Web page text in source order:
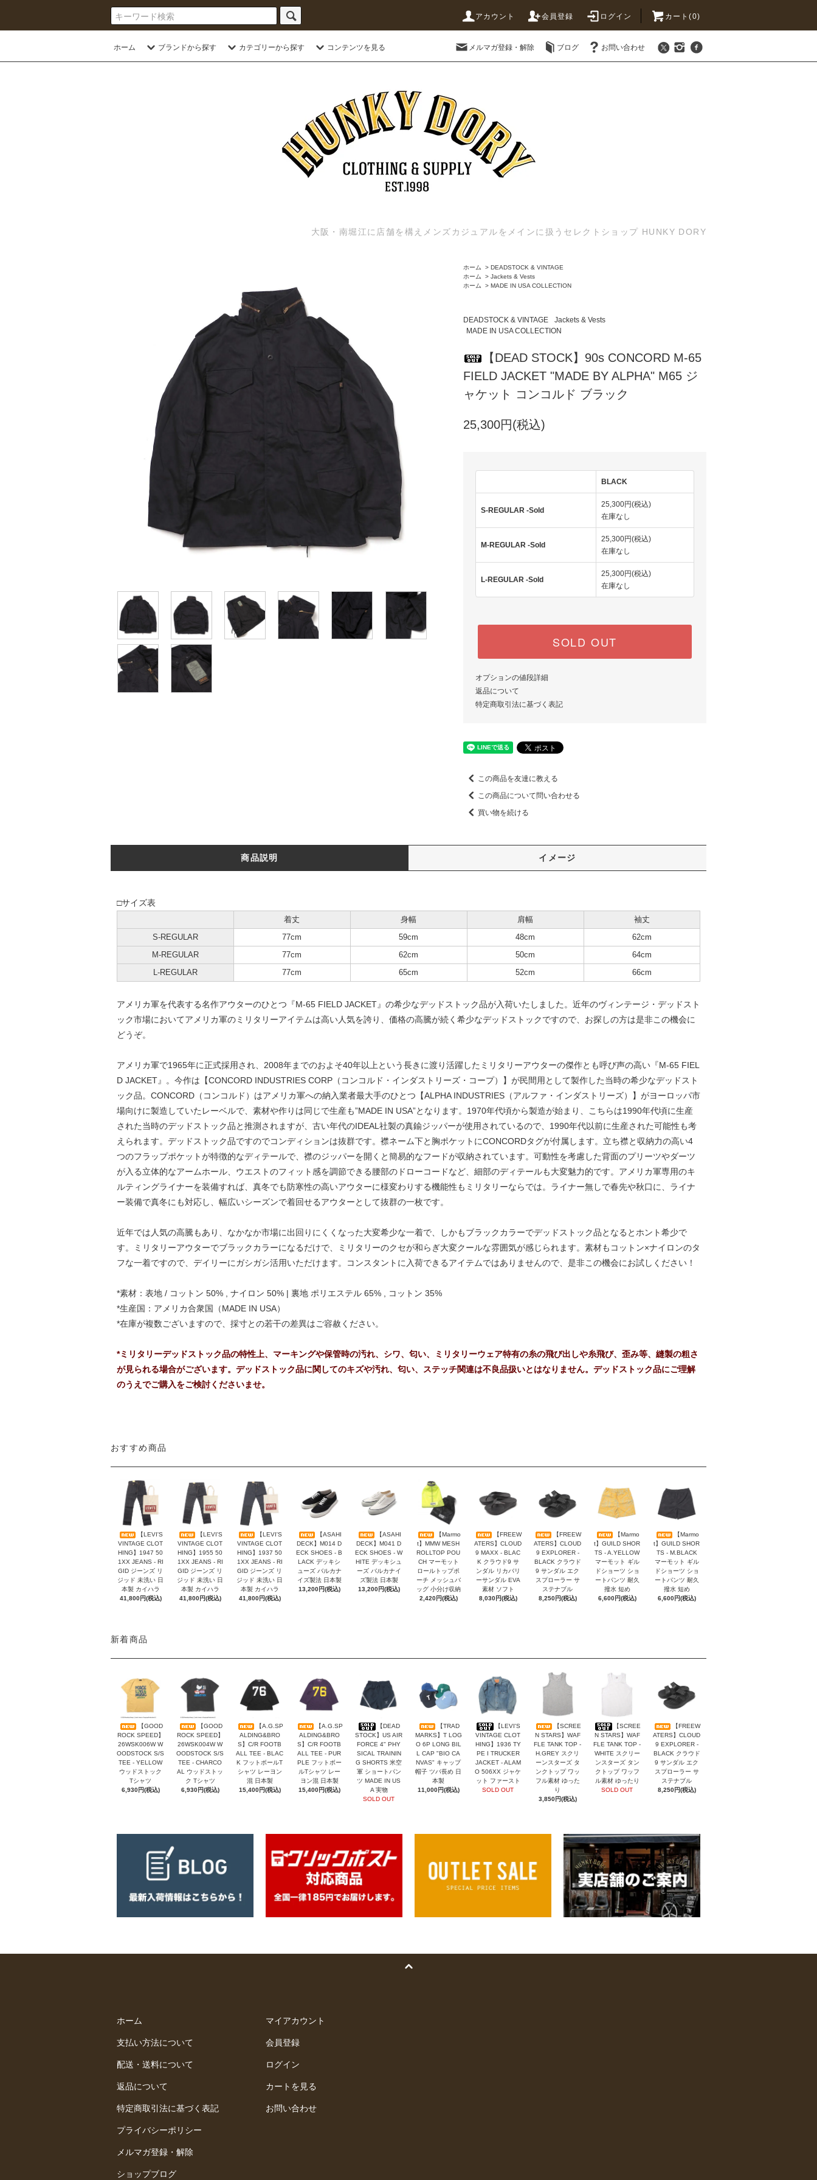
アカウント 会員登録 ログイン カート(0)
ホーム ブランドから探す カテゴリーから探す コンテンツを見る メルマガ登録・解除 ブログ お問い合わせ
大阪・南堀江に店舗を構えメンズカジュアルをメインに扱うセレクトショップ HUNKY DORY
ホーム > DEADSTOCK & VINTAGE
ホーム
> Jackets & Vests
ホーム
> MADE IN USA COLLECTION
DEADSTOCK & VINTAGE
Jackets & Vests
MADE IN USA COLLECTION
【DEAD STOCK】90s CONCORD M-65
FIELD JACKET "MADE BY ALPHA" M65 ジ
ャケット コンコルド ブラック
25,300円(税込)
BLACK
S-REGULAR -Sold
25,300円(税込)
在庫なし
M-REGULAR -Sold
25,300円(税込)
在庫なし
L-REGULAR -Sold
25,300円(税込)
在庫なし
SOLD OUT
オプションの値段詳細
返品について
特定商取引法に基づく表記
この商品を友達に教える
この商品について問い合わせる
買い物を続ける
商品説明 イメージ
□サイズ表
着丈 身幅 肩幅 袖丈
S-REGULAR 77cm 59cm 48cm 62cm
M-REGULAR 77cm 62cm 50cm 64cm
L-REGULAR 77cm 65cm 52cm 66cm
アメリカ軍を代表する名作アウターのひとつ『M-65 FIELD JACKET』の希少なデッドストック品が入荷いたしました。近年のヴィンテージ・デッドスト
ック市場においてアメリカ軍のミリタリーアイテムは高い人気を誇り、価格の高騰が続く希少なデッドストックですので、お探しの方は是非この機会に
どうぞ。
アメリカ軍で1965年に正式採用され、2008年までのおよそ40年以上という長きに渡り活躍したミリタリーアウターの傑作とも呼び声の高い『M-65 FIEL
D JACKET』。今作は【CONCORD INDUSTRIES CORP（コンコルド・インダストリーズ・コープ）】が民間用として製作した当時の希少なデッドスト
ック品。CONCORD（コンコルド）はアメリカ軍への納入業者最大手のひとつ【ALPHA INDUSTRIES（アルファ・インダストリーズ）】がヨーロッパ市
場向けに製造していたレーベルで、素材や作りは同じで生産も”MADE IN USA”となります。1970年代頃から製造が始まり、こちらは1990年代頃に生産
された当時のデッドストック品と推測されますが、古い年代のIDEAL社製の真鍮ジッパーが使用されているので、1990年代以前に生産された可能性も考
えられます。デッドストック品ですのでコンディションは抜群です。襟ネーム下と胸ポケットにCONCORDタグが付属します。立ち襟と収納力の高い4
つのフラップポケットが特徴的なディテールで、襟のジッパーを開くと簡易的なフードが収納されています。可動性を考慮した背面のプリーツやダーツ
が入る立体的なアームホール、ウエストのフィット感を調節できる腰部のドローコードなど、細部のディテールも大変魅力的です。アメリカ軍専用のキ
ルティングライナーを装備すれば、真冬でも防寒性の高いアウターに様変わりする機能性もミリタリーならでは。ライナー無しで春先や秋口に、ライナ
ー装備で真冬にも対応し、幅広いシーズンで着回せるアウターとして抜群の一枚です。
近年では人気の高騰もあり、なかなか市場に出回りにくくなった大変希少な一着で、しかもブラックカラーでデッドストック品となるとホント希少で
す。ミリタリーアウターでブラックカラーになるだけで、ミリタリーのクセが和らぎ大変クールな雰囲気が感じられます。素材もコットン×ナイロンのタ
フな一着ですので、デイリーにガシガシ活用いただけます。コンスタントに入荷できるアイテムではありませんので、是非この機会にお試しください！
*素材：表地 / コットン 50% , ナイロン 50% | 裏地 ポリエステル 65% , コットン 35%
*生産国：アメリカ合衆国（MADE IN USA）
*在庫が複数ございますので、採寸との若干の差異はご容赦ください。
*ミリタリーデッドストック品の特性上、マーキングや保管時の汚れ、シワ、匂い、ミリタリーウェア特有の糸の飛び出しや糸飛び、歪み等、縫製の粗さ
が見られる場合がございます。デッドストック品に関してのキズや汚れ、匂い、ステッチ関連は不良品扱いとはなりません。デッドストック品にご理解
のうえでご購入をご検討くださいませ。
おすすめ商品
【LEVI'S
VINTAGE CLOT
HING】1947 50
1XX JEANS - RI
GID ジーンズ リ
ジッド 未洗い 日
本製 カイハラ
41,800円(税込)
【LEVI'S
VINTAGE CLOT
HING】1955 50
1XX JEANS - RI
GID ジーンズ リ
ジッド 未洗い 日
本製 カイハラ
41,800円(税込)
【LEVI'S
VINTAGE CLOT
HING】1937 50
1XX JEANS - RI
GID ジーンズ リ
ジッド 未洗い 日
本製 カイハラ
41,800円(税込)
【ASAHI
DECK】M014 D
ECK SHOES - B
LACK デッキシ
ューズ バルカナ
イズ製法 日本製
13,200円(税込)
【ASAHI
DECK】M041 D
ECK SHOES - W
HITE デッキシュ
ーズ バルカナイ
ズ製法 日本製
13,200円(税込)
【Marmo
t】MMW MESH
ROLLTOP POU
CH マーモット
ロールトップポ
ーチ メッシュバ
ッグ 小分け収納
2,420円(税込)
【FREEW
ATERS】CLOUD
9 MAXX - BLAC
K クラウド9 サ
ンダル リカバリ
ーサンダル EVA
素材 ソフト
8,030円(税込)
【FREEW
ATERS】CLOUD
9 EXPLORER -
BLACK クラウド
9 サンダル エク
スプローラー サ
ステナブル
8,250円(税込)
【Marmo
t】GUILD SHOR
TS - A.YELLOW
マーモット ギル
ドショーツ ショ
ートパンツ 耐久
撥水 短め
6,600円(税込)
【Marmo
t】GUILD SHOR
TS - M.BLACK
マーモット ギル
ドショーツ ショ
ートパンツ 耐久
撥水 短め
6,600円(税込)
新着商品
【GOOD
ROCK SPEED】
26WSK006W W
OODSTOCK S/S
TEE - YELLOW
ウッドストック
Tシャツ
6,930円(税込)
【GOOD
ROCK SPEED】
26WSK004W W
OODSTOCK S/S
TEE - CHARCO
AL ウッドストッ
ク Tシャツ
6,930円(税込)
【A.G.SP
ALDING&BRO
S】C/R FOOTB
ALL TEE - BLAC
K フットボールT
シャツ レーヨン
混 日本製
15,400円(税込)
【A.G.SP
ALDING&BRO
S】C/R FOOTB
ALL TEE - PUR
PLE フットボー
ルTシャツ レー
ヨン混 日本製
15,400円(税込)
【DEAD
STOCK】US AIR
FORCE 4" PHY
SICAL TRAININ
G SHORTS 米空
軍 ショートパン
ツ MADE IN US
A 実物
SOLD OUT
【TRAD
MARKS】T LOG
O 6P LONG BIL
L CAP "BIO CA
NVAS" キャップ
帽子 ツバ長め 日
本製
11,000円(税込)
【LEVI'S
VINTAGE CLOT
HING】1936 TY
PE I TRUCKER
JACKET - ALAM
O 506XX ジャケ
ット ファースト
SOLD OUT
【SCREE
N STARS】WAF
FLE TANK TOP -
H.GREY スクリ
ーンスターズ タ
ンクトップ ワッ
フル素材 ゆった
り
3,850円(税込)
【SCREE
N STARS】WAF
FLE TANK TOP -
WHITE スクリー
ンスターズ タン
クトップ ワッフ
ル素材 ゆったり
SOLD OUT
【FREEW
ATERS】CLOUD
9 EXPLORER -
BLACK クラウド
9 サンダル エク
スプローラー サ
ステナブル
8,250円(税込)
ホーム
支払い方法について
配送・送料について
返品について
特定商取引法に基づく表記
プライバシーポリシー
メルマガ登録・解除
ショップブログ
マイアカウント
会員登録
ログイン
カートを見る
お問い合わせ